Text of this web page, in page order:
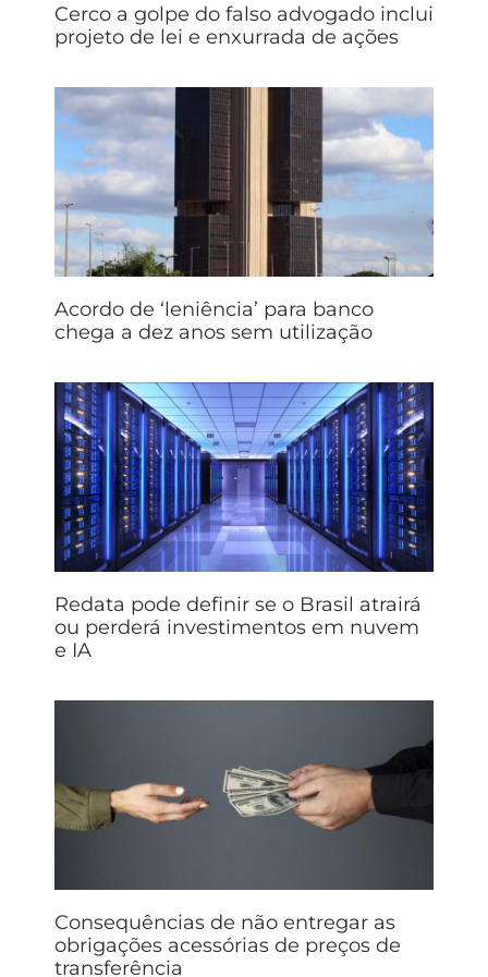
Cerco a golpe do falso advogado inclui
projeto de lei e enxurrada de ações
Acordo de ‘leniência’ para banco
chega a dez anos sem utilização
Redata pode definir se o Brasil atrairá
ou perderá investimentos em nuvem
e IA
Consequências de não entregar as
obrigações acessórias de preços de
transferência